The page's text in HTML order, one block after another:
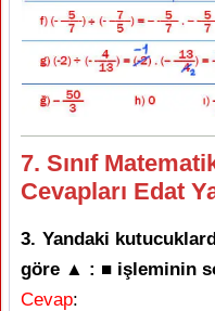
7. Sınıf
Cevapları Edat
3. Yandaki
göre ▲ : ■ işleminin
Cevap: